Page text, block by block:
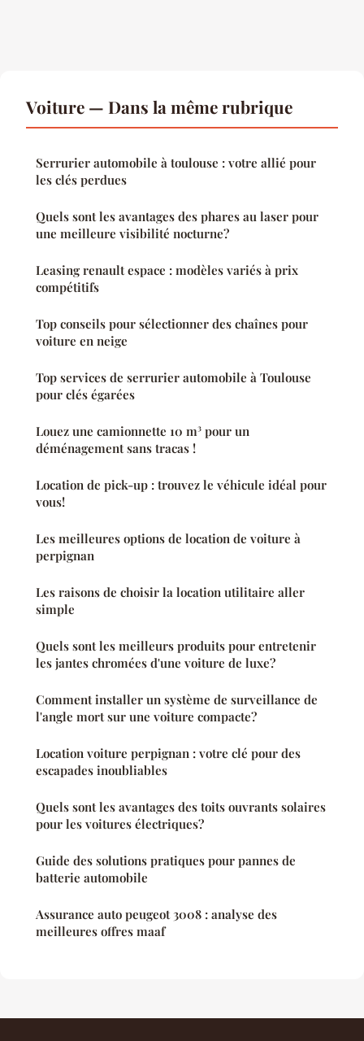
Voiture — Dans la même rubrique
Serrurier automobile à toulouse : votre allié pour
les clés perdues
Quels sont les avantages des phares au laser pour
une meilleure visibilité nocturne?
Leasing renault espace : modèles variés à prix
compétitifs
Top conseils pour sélectionner des chaînes pour
voiture en neige
Top services de serrurier automobile à Toulouse
pour clés égarées
Louez une camionnette 10 m³ pour un
déménagement sans tracas !
Location de pick-up : trouvez le véhicule idéal pour
vous!
Les meilleures options de location de voiture à
perpignan
Les raisons de choisir la location utilitaire aller
simple
Quels sont les meilleurs produits pour entretenir
les jantes chromées d'une voiture de luxe?
Comment installer un système de surveillance de
l'angle mort sur une voiture compacte?
Location voiture perpignan : votre clé pour des
escapades inoubliables
Quels sont les avantages des toits ouvrants solaires
pour les voitures électriques?
Guide des solutions pratiques pour pannes de
batterie automobile
Assurance auto peugeot 3008 : analyse des
meilleures offres maaf